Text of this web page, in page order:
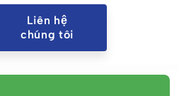
Liên hệ
chúng tôi